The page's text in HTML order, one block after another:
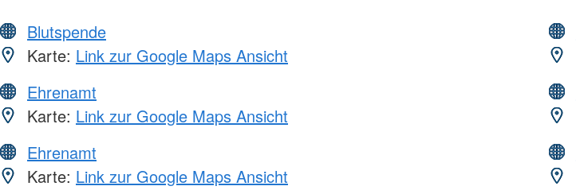
Blutspende
Karte: Link zur Google Maps Ansicht
Ehrenamt
Karte: Link zur Google Maps Ansicht
Ehrenamt
Karte: Link zur Google Maps Ansicht